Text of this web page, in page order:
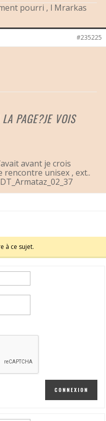
pourri , l Mrarkas
#235225
PAGE?JE VOIS
avant je crois
rencontre unisex , ext..
à ce sujet.
CONNEXION